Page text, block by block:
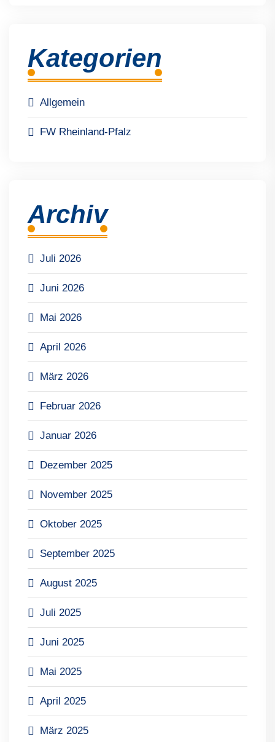
Kategorien
Allgemein
FW Rheinland-Pfalz
Archiv
Juli 2026
Juni 2026
Mai 2026
April 2026
März 2026
Februar 2026
Januar 2026
Dezember 2025
November 2025
Oktober 2025
September 2025
August 2025
Juli 2025
Juni 2025
Mai 2025
April 2025
März 2025